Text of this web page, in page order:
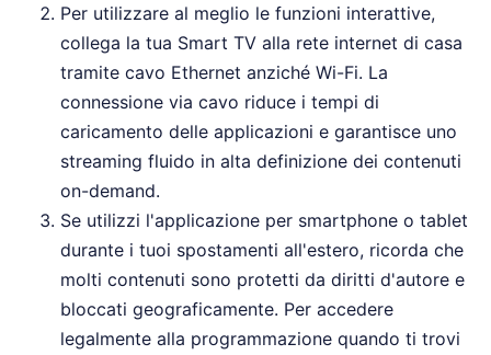
Per utilizzare al meglio le funzioni interattive,
collega la tua Smart TV alla rete internet di casa
tramite cavo Ethernet anziché Wi-Fi. La
connessione via cavo riduce i tempi di
caricamento delle applicazioni e garantisce uno
streaming fluido in alta definizione dei contenuti
on-demand.
Se utilizzi l'applicazione per smartphone o tablet
durante i tuoi spostamenti all'estero, ricorda che
molti contenuti sono protetti da diritti d'autore e
bloccati geograficamente. Per accedere
legalmente alla programmazione quando ti trovi